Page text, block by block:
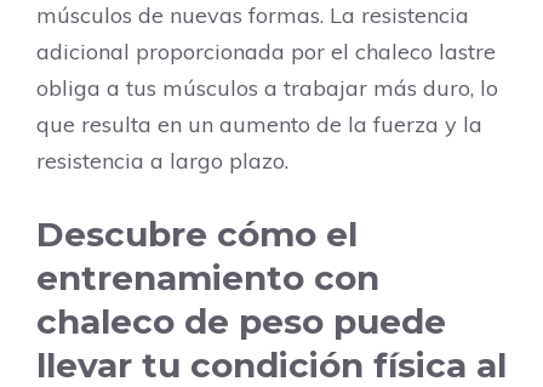
músculos de nuevas formas. La resistencia
adicional proporcionada por el chaleco lastre
obliga a tus músculos a trabajar más duro, lo
que resulta en un aumento de la fuerza y la
resistencia a largo plazo.
Descubre cómo el
entrenamiento con
chaleco de peso puede
llevar tu condición física al